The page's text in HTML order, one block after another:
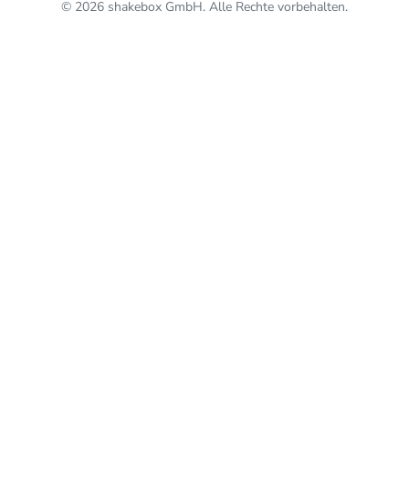
© 2026 shakebox GmbH. Alle Rechte vorbehalten.